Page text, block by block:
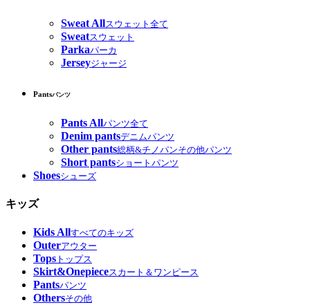
Sweat Allスウェット全て
Sweatスウェット
Parkaパーカ
Jerseyジャージ
Pantsパンツ
Pants Allパンツ全て
Denim pantsデニムパンツ
Other pants総柄&チノパンその他パンツ
Short pantsショートパンツ
Shoesシューズ
キッズ
Kids Allすべてのキッズ
Outerアウター
Tops トップス
Skirt&Onepieceスカート＆ワンピース
Pantsパンツ
Othersその他